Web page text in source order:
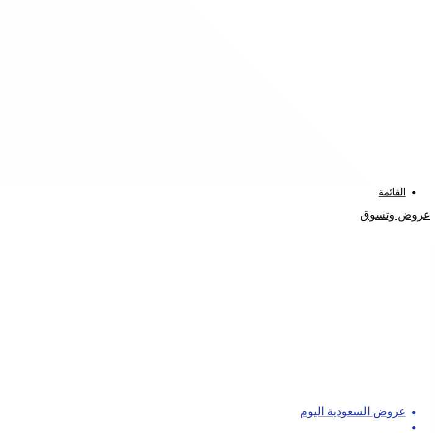
القائمة
عروض وتسوق
عروض السعودية اليوم